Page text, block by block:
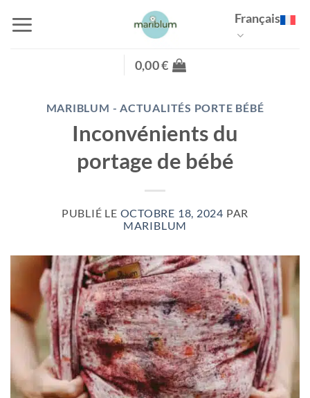
au
Français
0,00€
MARIBLUM - ACTUALITÉS PORTE BÉBÉ
Inconvénients du
portage de bébé
PUBLIÉ LE OCTOBRE 18, 2024 PAR
MARIBLUM